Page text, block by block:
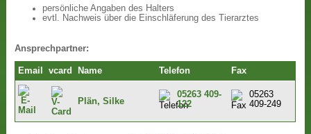
persönliche Angaben des Halters
evtl. Nachweis über die Einschläferung des Tierarztes
Ansprechpartner:
Email vcard Name Telefon Fax
Plän, Silke
05263 409-
122
05263
409-249